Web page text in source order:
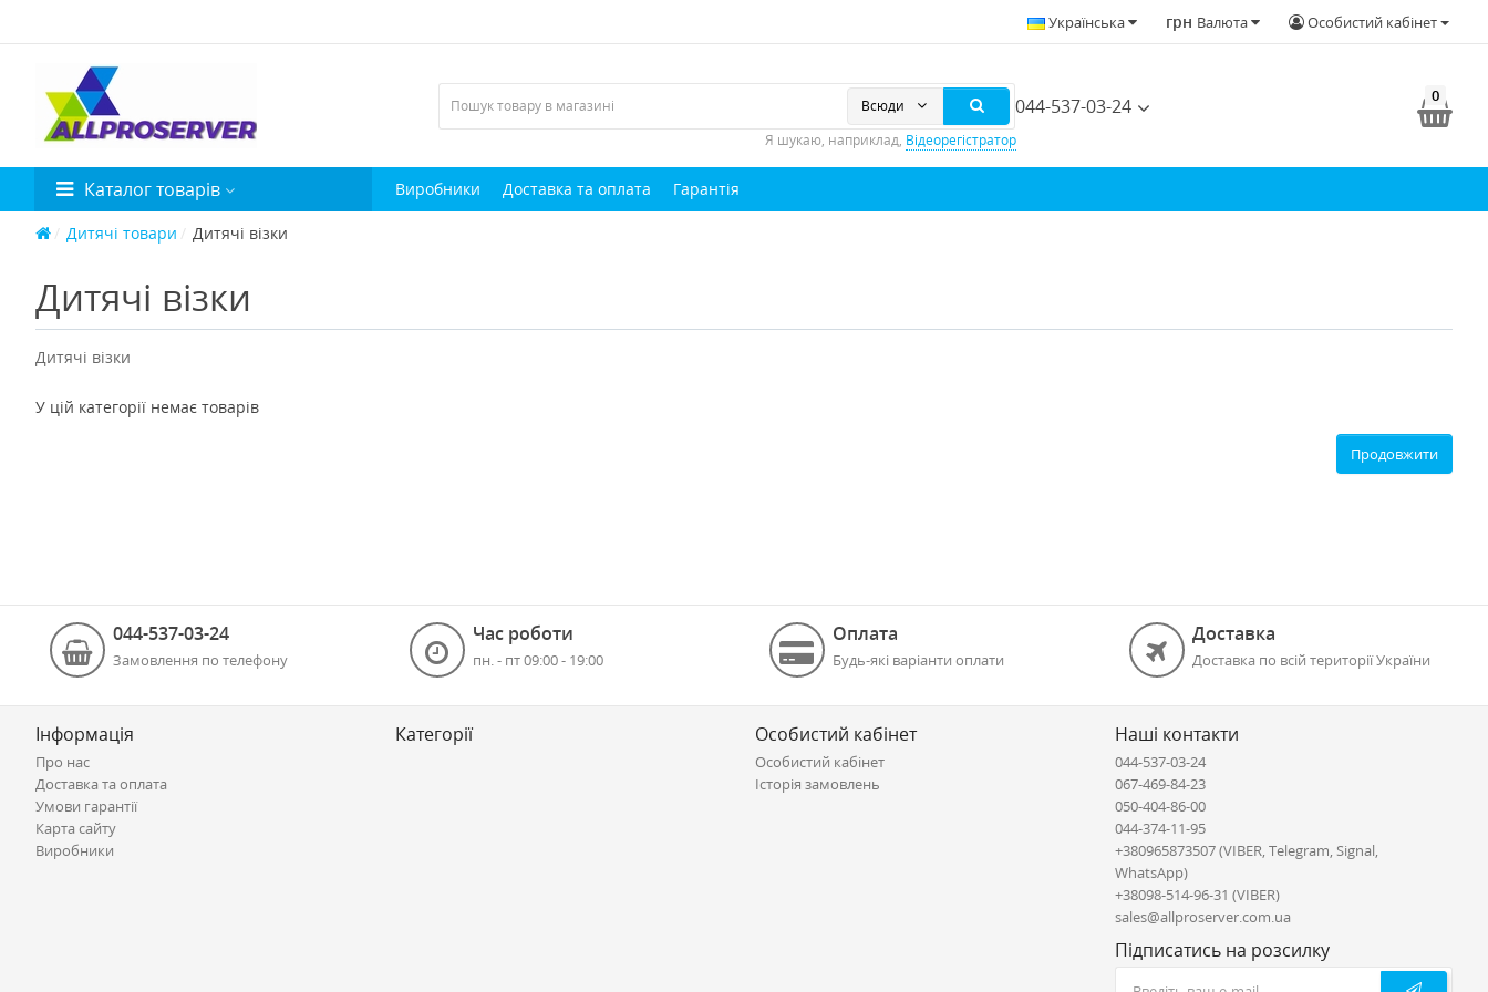
Особистий кабінет
грн Валюта
Українська
044-537-03-24
Всюди
Я шукаю, наприклад, Відеорегістратор
0
Каталог товарів Виробники Доставка та оплата Гарантія
Дитячі товари Дитячі візки
Дитячі візки
Дитячі візки
У цій категорії немає товарів
Продовжити
044-537-03-24
Замовлення по телефону
Час роботи
пн. - пт 09:00 - 19:00
Оплата
Будь-які варіанти оплати
Доставка
Доставка по всій території України
Інформація
Про нас
Доставка та оплата
Умови гарантії
Карта сайту
Виробники
Категорії Особистий кабінет
Особистий кабінет
Історія замовлень
Наші контакти
044-537-03-24
067-469-84-23
050-404-86-00
044-374-11-95
+380965873507 (VIBER, Telegram, Signal,
WhatsApp)
+38098-514-96-31 (VIBER)
sales@allproserver.com.ua
Підписатись на розсилку